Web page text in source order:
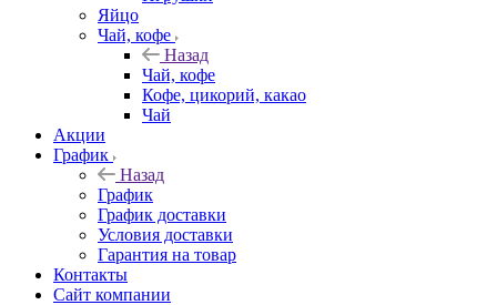
Яйцо
Чай, кофе
Назад
Чай, кофе
Кофе, цикорий, какао
Чай
Акции
График
Назад
График
График доставки
Условия доставки
Гарантия на товар
Контакты
Сайт компании